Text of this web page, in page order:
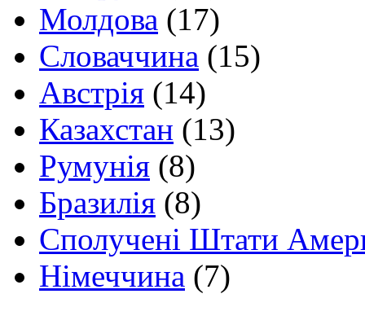
Молдова (17)
Словаччина (15)
Австрія (14)
Казахстан (13)
Румунія (8)
Бразилія (8)
Сполучені Штати
Німеччина (7)